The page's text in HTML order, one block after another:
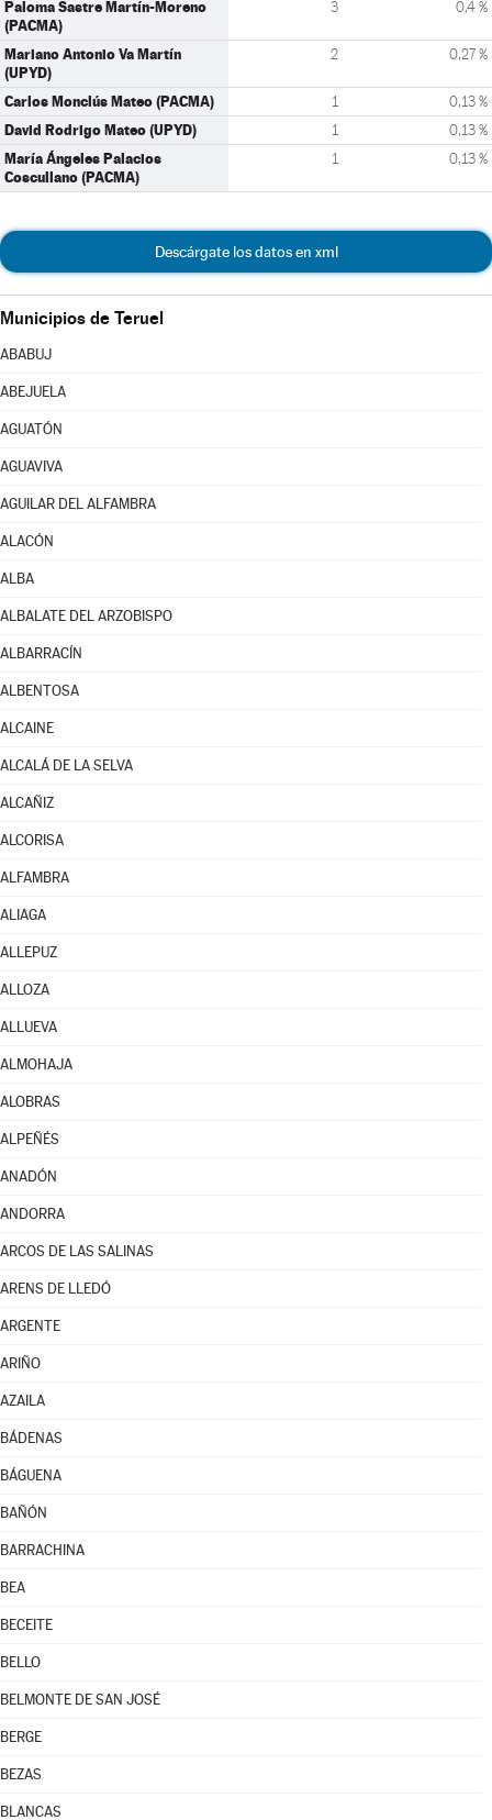
Paloma Sastre Martín-Moreno
(PACMA)
3 0,4 %
Mariano Antonio Va Martín
(UPYD)
2 0,27 %
Carlos Monclús Mateo (PACMA) 1 0,13 %
David Rodrigo Mateo (UPYD) 1 0,13 %
María Ángeles Palacios
Coscullano (PACMA)
1 0,13 %
Descárgate los datos en xml
Municipios de Teruel
ABABUJ
ABEJUELA
AGUATÓN
AGUAVIVA
AGUILAR DEL ALFAMBRA
ALACÓN
ALBA
ALBALATE DEL ARZOBISPO
ALBARRACÍN
ALBENTOSA
ALCAINE
ALCALÁ DE LA SELVA
ALCAÑIZ
ALCORISA
ALFAMBRA
ALIAGA
ALLEPUZ
ALLOZA
ALLUEVA
ALMOHAJA
ALOBRAS
ALPEÑÉS
ANADÓN
ANDORRA
ARCOS DE LAS SALINAS
ARENS DE LLEDÓ
ARGENTE
ARIÑO
AZAILA
BÁDENAS
BÁGUENA
BAÑÓN
BARRACHINA
BEA
BECEITE
BELLO
BELMONTE DE SAN JOSÉ
BERGE
BEZAS
BLANCAS